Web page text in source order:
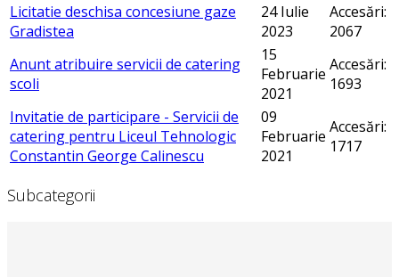
Licitatie deschisa concesiune gaze
Gradistea
24 Iulie
2023
Accesări:
2067
Anunt atribuire servicii de catering
scoli
15
Februarie
2021
Accesări:
1693
Invitatie de participare - Servicii de
catering pentru Liceul Tehnologic
Constantin George Calinescu
09
Februarie
2021
Accesări:
1717
Subcategorii